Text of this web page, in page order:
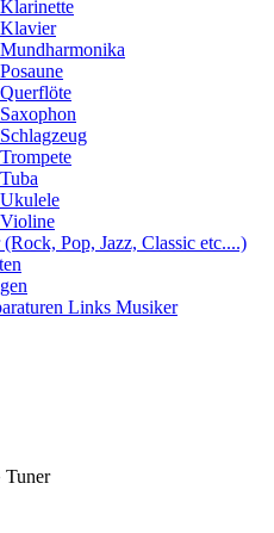
Pop, Jazz, Classic etc....)
Links Musiker
Tuner